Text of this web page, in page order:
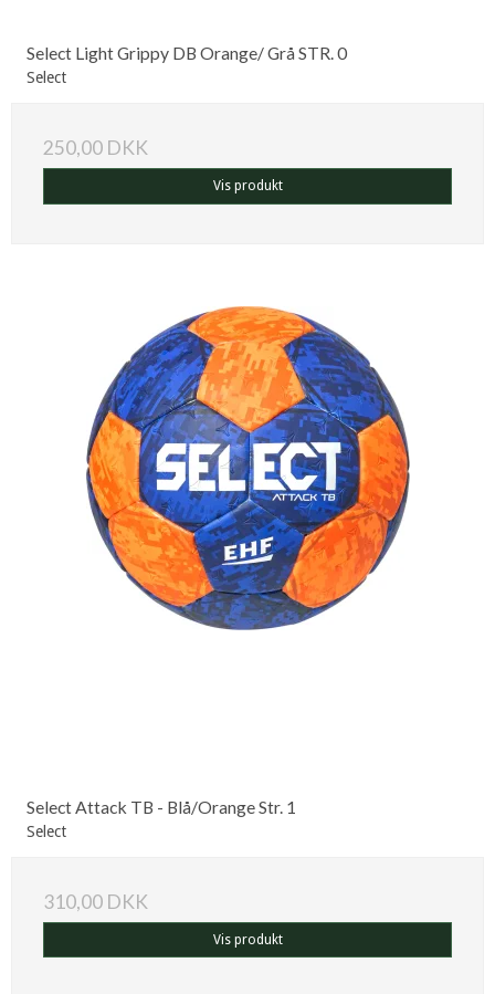
Select Light Grippy DB Orange/ Grå STR. 0
Select
250,00 DKK
Vis produkt
Select Attack TB - Blå/Orange Str. 1
Select
310,00 DKK
Vis produkt